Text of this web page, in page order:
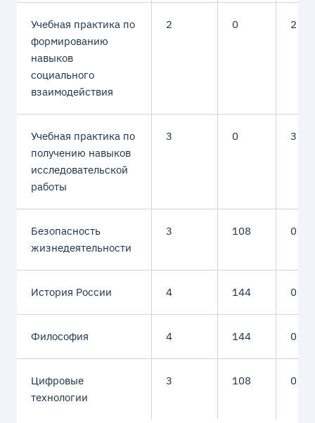
Учебная практика по
формированию
навыков
социального
взаимодействия
2 0 2
Учебная практика по
получению навыков
исследовательской
работы
3 0 3
Безопасность
жизнедеятельности
3 108 0
История России 4 144 0
Философия 4 144 0
Цифровые
технологии
3 108 0